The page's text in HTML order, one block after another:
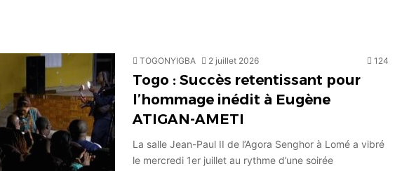
TOGONYIGBA 2 juillet 2026 124
Togo : Succès retentissant pour
l’hommage inédit à Eugène
ATIGAN-AMETI
La salle Jean-Paul II de l’Agora Senghor à Lomé a vibré
le mercredi 1er juillet au rythme d’une soirée